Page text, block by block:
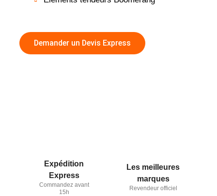
Demander un Devis Express
Expédition
Express
Commandez avant
15h
Les meilleures
marques
Revendeur officiel